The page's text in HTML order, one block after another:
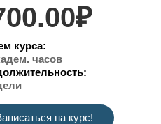
курса:
часов
на курс!